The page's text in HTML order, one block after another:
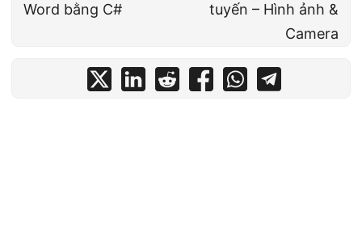
Word bằng C#
tuyến – Hình ảnh &
Camera